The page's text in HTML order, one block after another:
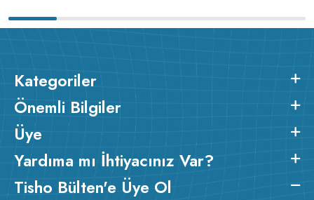
Kategoriler
Önemli Bilgiler
Üye
Yardıma mı İhtiyacınız Var?
Tisho Bülten'e Üye Ol